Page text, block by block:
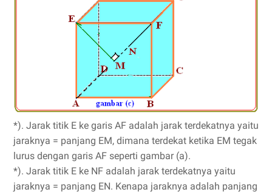
*). Jarak titik E ke garis AF adalah jarak terdekatnya yaitu
jaraknya = panjang EM, dimana terdekat ketika EM tegak
lurus dengan garis AF seperti gambar (a).
*). Jarak titik E ke NF adalah jarak terdekatnya yaitu
jaraknya = panjang EN. Kenapa jaraknya adalah panjang